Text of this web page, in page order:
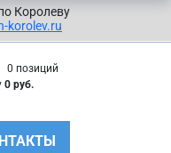
Королеву
korolev.ru
0 позиций
0 руб.